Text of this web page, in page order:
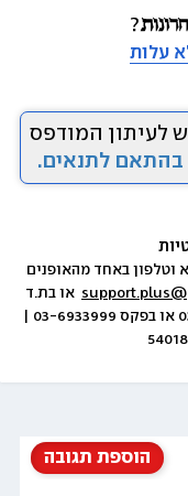
עלות
לעיתון המודפס
בהתאם לתנאים.
הוספת תגובה